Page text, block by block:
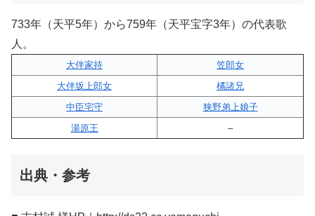
733年（天平5年）から759年（天平宝字3年）の代表歌
人。
大伴家持
笠郎女
大伴坂上郎女
橘諸兄
中臣宅守
狭野弟上娘子
湯原王
–
出典・参考